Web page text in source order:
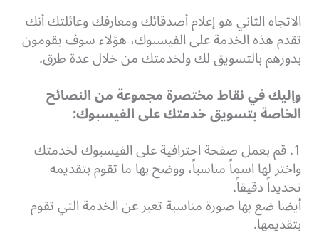
الاتجاه الثاني هو إعلام أصدقائك ومعارفك وعائلتك أنك
تقدم هذه الخدمة على الفيسبوك، هؤلاء سوف يقومون
بدورهم بالتسويق لك ولخدمتك من خلال عدة طرق.
وإليك في نقاط مختصرة مجموعة من النصائح
الخاصة بتسويق خدمتك على الفيسبوك:
1. قم بعمل صفحة احترافية على الفيسبوك لخدمتك
واختر لها اسماً مناسباً، ووضح بها ما تقوم بتقديمه
تحديداً دقيقاً.
أيضا ضع بها صورة مناسبة تعبر عن الخدمة التي تقوم
بتقديمها.